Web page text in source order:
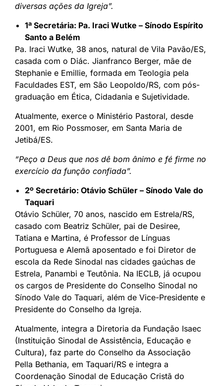
diversas ações da Igreja”.
1ª Secretária: Pa. Iraci Wutke – Sínodo Espírito
Santo a Belém
Pa. Iraci Wutke, 38 anos, natural de Vila Pavão/ES,
casada com o Diác. Jianfranco Berger, mãe de
Stephanie e Emillie, formada em Teologia pela
Faculdades EST, em São Leopoldo/RS, com pós-
graduação em Ética, Cidadania e Sujetividade.
Atualmente, exerce o Ministério Pastoral, desde
2001, em Rio Possmoser, em Santa Maria de
Jetibá/ES.
“Peço a Deus que nos dê bom ânimo e fé firme no
exercício da função confiada”.
2º Secretário: Otávio Schüler – Sínodo Vale do
Taquari
Otávio Schüler, 70 anos, nascido em Estrela/RS,
casado com Beatriz Schüler, pai de Desiree,
Tatiana e Martina, é Professor de Línguas
Portuguesa e Alemã aposentado e foi Diretor de
escola da Rede Sinodal nas cidades gaúchas de
Estrela, Panambi e Teutônia. Na IECLB, já ocupou
os cargos de Presidente do Conselho Sinodal no
Sínodo Vale do Taquari, além de Vice-Presidente e
Presidente do Conselho da Igreja.
Atualmente, integra a Diretoria da Fundação Isaec
(Instituição Sinodal de Assistência, Educação e
Cultura), faz parte do Conselho da Associação
Pella Bethania, em Taquari/RS e integra a
Coordenação Sinodal de Educação Cristã do